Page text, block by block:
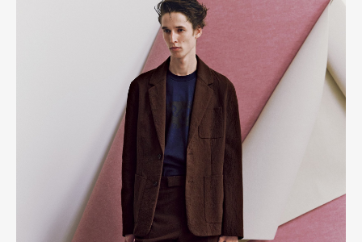
Art&Design
Fashion
Gourmet
Product Culture Lifestyle
Pen Membership
Magazine